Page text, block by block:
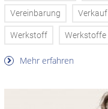
Vereinbarung Verkauf
Werkstoff Werkstoffe
Mehr erfahren